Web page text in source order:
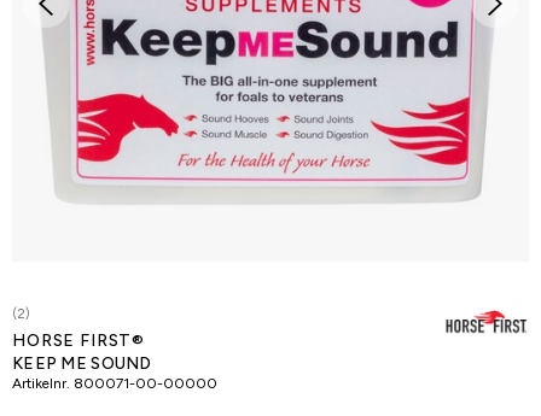
(2)
HORSE FIRST®
KEEP ME SOUND
Artikelnr. 800071-00-00000